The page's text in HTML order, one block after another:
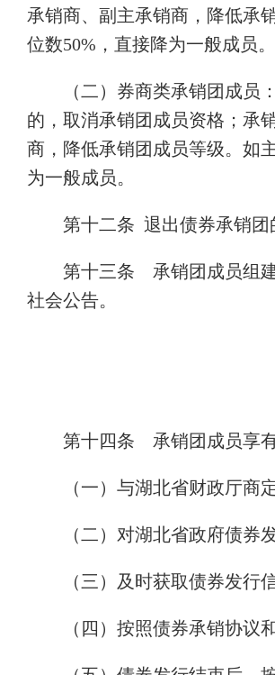
承销商、副主承销商，降低承
位数50%，直接降为一般成员。
（二）券商类承销团成
的，取消承销团成员资格；承
商，降低承销团成员等级。如
为一般成员。
第十二条 退出债券承销团
第十三条 承销团成员组
社会公告。
第十四条 承销团成员享
（一）与湖北省财政厅商
（二）对湖北省政府债券
（三）及时获取债券发
（四）按照债券承销协